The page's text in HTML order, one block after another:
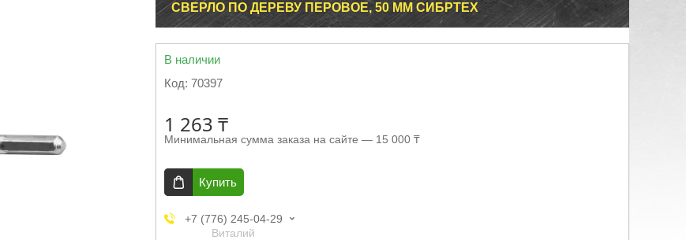
СВЕРЛО ПО ДЕРЕВУ ПЕРОВОЕ, 50 ММ СИБРТЕХ
В наличии
Код: 70397
1 263 ₸
Минимальная сумма заказа на сайте — 15 000 ₸
Купить
+7 (776) 245-04-29
Виталий